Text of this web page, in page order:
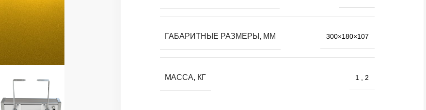
ГАБАРИТНЫЕ РАЗМЕРЫ, ММ 300×180×107
МАССА, КГ 1 2